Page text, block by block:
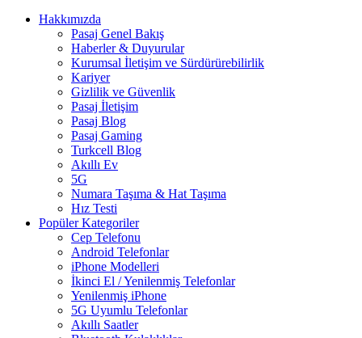
Hakkımızda
Pasaj Genel Bakış
Haberler & Duyurular
Kurumsal İletişim ve Sürdürürebilirlik
Kariyer
Gizlilik ve Güvenlik
Pasaj İletişim
Pasaj Blog
Pasaj Gaming
Turkcell Blog
Akıllı Ev
5G
Numara Taşıma & Hat Taşıma
Hız Testi
Popüler Kategoriler
Cep Telefonu
Android Telefonlar
iPhone Modelleri
İkinci El / Yenilenmiş Telefonlar
Yenilenmiş iPhone
5G Uyumlu Telefonlar
Akıllı Saatler